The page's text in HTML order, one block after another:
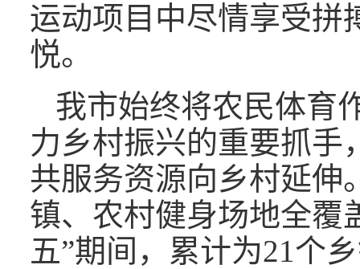
运动项目中尽情享受拼
悦。
我市始终将农民体育
力乡村振兴的重要抓手
共服务资源向乡村延伸
镇、农村健身场地全覆
五”期间，累计为21个